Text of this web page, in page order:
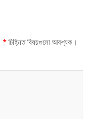
* চিহ্নিত বিষয়গুলো আবশ্যক।